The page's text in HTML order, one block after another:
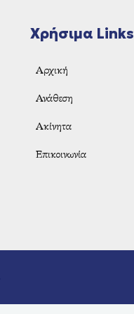
Χρήσιμα Links
Αρχική
Ανάθεση
Ακίνητα
Επικοινωνία